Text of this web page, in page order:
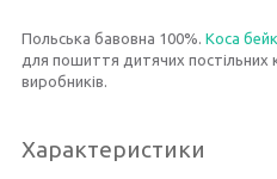
Польська бавовна 100%. Коса
для пошиття дитячих постільних
виробників.
Характеристики